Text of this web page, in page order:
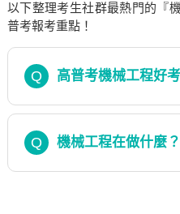
以下整理考生社群最熱門的『
普考報考重點！
Q 高普考機械工程好
Q 機械工程在做什麼？